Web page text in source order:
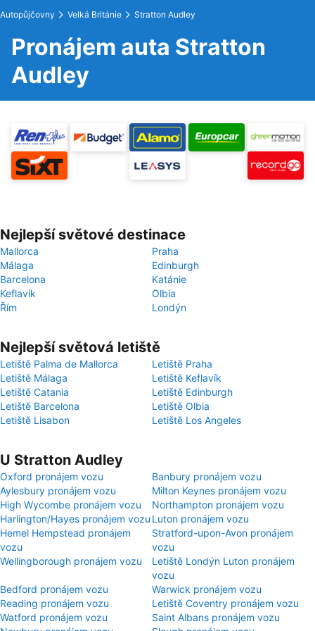
Autopůjčovny Velká Británie Stratton Audley
Pronájem auta Stratton
Audley
Nejlepší světové destinace
Mallorca
Praha
Málaga
Edinburgh
Barcelona
Katánie
Keflavík
Olbia
Řím
Londýn
Nejlepší světová letiště
Letiště Palma de Mallorca
Letiště Praha
Letiště Málaga
Letiště Keflavík
Letiště Catania
Letiště Edinburgh
Letiště Barcelona
Letiště Olbia
Letiště Lisabon
Letiště Los Angeles
U Stratton Audley
Oxford pronájem vozu
Banbury pronájem vozu
Aylesbury pronájem vozu
Milton Keynes pronájem vozu
High Wycombe pronájem vozu
Northampton pronájem vozu
Harlington/Hayes pronájem vozu Luton pronájem vozu
Hemel Hempstead pronájem
vozu
Stratford-upon-Avon pronájem
vozu
Wellingborough pronájem vozu
Letiště Londýn Luton pronájem
vozu
Bedford pronájem vozu
Warwick pronájem vozu
Reading pronájem vozu
Letiště Coventry pronájem vozu
Watford pronájem vozu
Saint Albans pronájem vozu